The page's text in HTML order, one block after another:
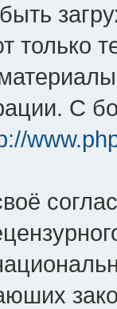
только
С